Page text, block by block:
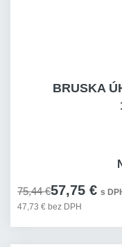
BRUSKA
75,44 €57,75 € s
47,73 € bez DPH